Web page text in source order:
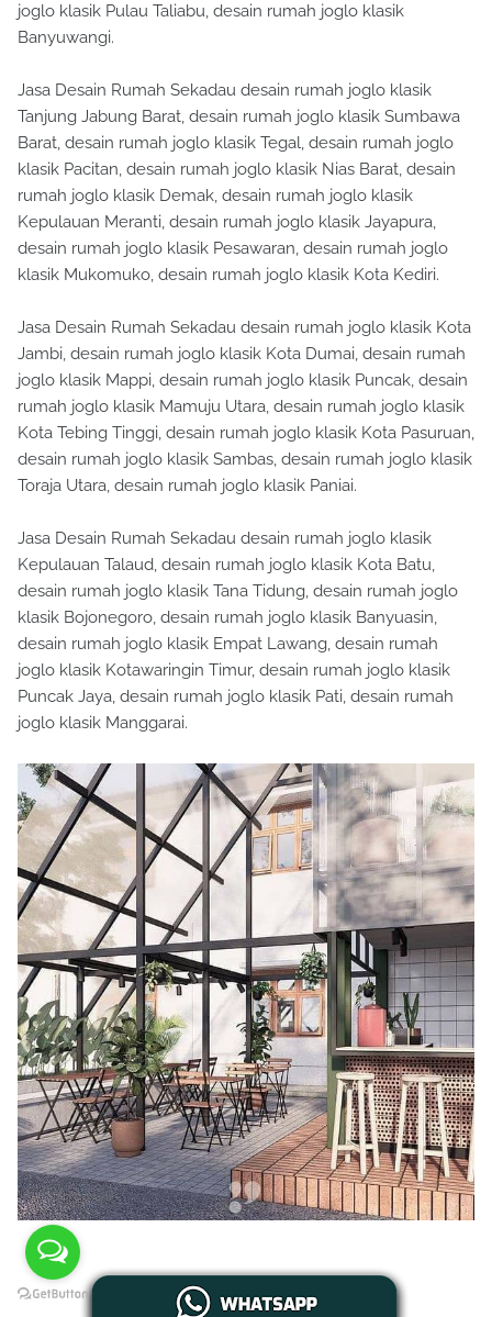
joglo klasik Pulau Taliabu, desain rumah joglo klasik
Banyuwangi.
Jasa Desain Rumah Sekadau desain rumah joglo klasik
Tanjung Jabung Barat, desain rumah joglo klasik Sumbawa
Barat, desain rumah joglo klasik Tegal, desain rumah joglo
klasik Pacitan, desain rumah joglo klasik Nias Barat, desain
rumah joglo klasik Demak, desain rumah joglo klasik
Kepulauan Meranti, desain rumah joglo klasik Jayapura,
desain rumah joglo klasik Pesawaran, desain rumah joglo
klasik Mukomuko, desain rumah joglo klasik Kota Kediri.
Jasa Desain Rumah Sekadau desain rumah joglo klasik Kota
Jambi, desain rumah joglo klasik Kota Dumai, desain rumah
joglo klasik Mappi, desain rumah joglo klasik Puncak, desain
rumah joglo klasik Mamuju Utara, desain rumah joglo klasik
Kota Tebing Tinggi, desain rumah joglo klasik Kota Pasuruan,
desain rumah joglo klasik Sambas, desain rumah joglo klasik
Toraja Utara, desain rumah joglo klasik Paniai.
Jasa Desain Rumah Sekadau desain rumah joglo klasik
Kepulauan Talaud, desain rumah joglo klasik Kota Batu,
desain rumah joglo klasik Tana Tidung, desain rumah joglo
klasik Bojonegoro, desain rumah joglo klasik Banyuasin,
desain rumah joglo klasik Empat Lawang, desain rumah
joglo klasik Kotawaringin Timur, desain rumah joglo klasik
Puncak Jaya, desain rumah joglo klasik Pati, desain rumah
joglo klasik Manggarai.